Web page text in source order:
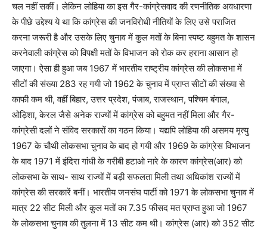
चल नहीं सकीं। लेकिन लोहिया का इस गैर-कांग्रेसवाद की रणनीतिक अवधारणा
के पीछे उद्देश्य ये था कि कांग्रेस की जनविरोधी नीतियों के लिए उसे पराजित
करना जरूरी है और उसके लिए चुनाव में कुल मतों के बिना स्पष्ट बहुमत के शासन
करनेवाली कांग्रेस को विपक्षी मतों के विभाजन को रोक कर हराना आसान हो
जाएगा। ऐसा ही हुआ जब 1967 में भारतीय राष्ट्रीय कांग्रेस की लोकसभा में
सीटों की संख्या 283 रह गयी जो 1962 के चुनाव में प्राप्त सीटों की संख्या से
काफी कम थी, वहीं बिहार, उत्तर प्रदेश, पंजाब, राजस्थान, पश्चिम बंगाल,
ओड़िशा, केरल जैसे अनेक राज्यों में कांग्रेस को बहुमत नहीं मिला और गैर-
कांग्रेसी दलों ने संविद सरकारों का गठन किया। यद्यपि लोहिया की असमय मृत्यु
1967 के चौथी लोकसभा चुनाव के बाद हो गयी और 1969 के कांग्रेस विभाजन
के बाद 1971 में इंदिरा गांधी के गरीबी हटाओ नारे के कारण कांग्रेस(आर) को
लोकसभा के साथ- साथ राज्यों में बड़ी सफलता मिली तथा अधिकांश राज्यों में
कांग्रेस की सरकारें बनीं। भारतीय जनसंघ पार्टी को 1971 के लोकसभा चुनाव में
मात्र 22 सीट मिली और कुल मतों का 7.35 फीसद मत प्राप्त हुआ जो 1967
के लोकसभा चुनाव की तुलना में 13 सीट कम थी। कांग्रेस (आर) को 352 सीट